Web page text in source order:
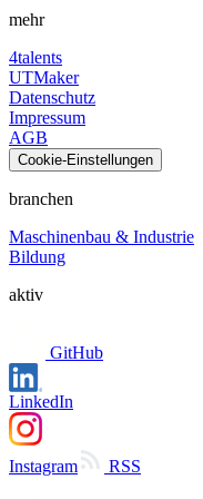
mehr
4talents
UTMaker
Datenschutz
Impressum
AGB
Cookie-Einstellungen
branchen
Maschinenbau & Industrie
Bildung
aktiv
GitHub
LinkedIn
Instagram
RSS